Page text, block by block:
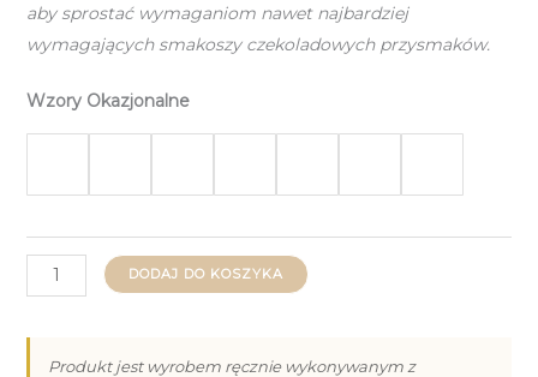
aby sprostać wymaganiom nawet najbardziej
wymagających smakoszy czekoladowych przysmaków.
Wzory Okazjonalne
ilość
Czekolada
DODAJ DO KOSZYKA
Produkt jest wyrobem ręcznie wykonywanym z